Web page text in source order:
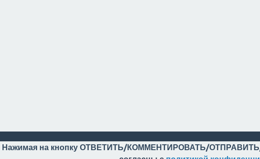
Нажимая на кнопку ОТВЕТИТЬ/КОММЕНТИРОВАТЬ/